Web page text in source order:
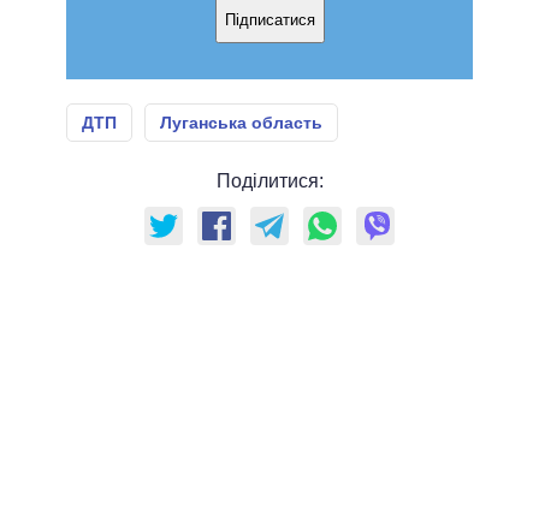
Підписатися
ДТП Луганська область
Поділитися: